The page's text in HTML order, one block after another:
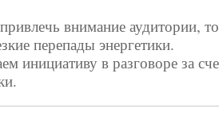
внимание аудитории,
перепады энергетики.
в разговоре за